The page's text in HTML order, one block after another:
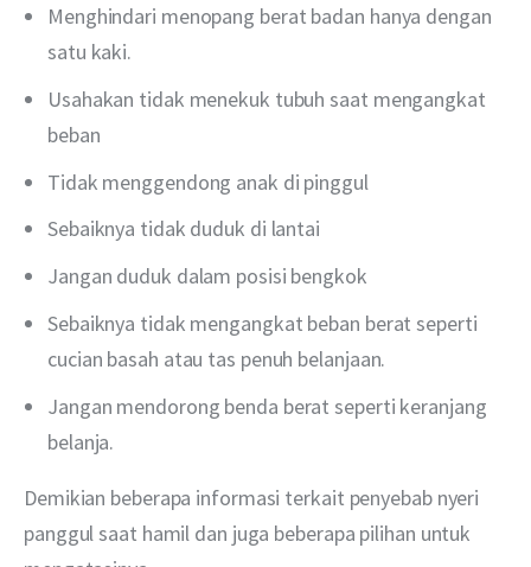
Menghindari menopang berat badan hanya dengan
satu kaki.
Usahakan tidak menekuk tubuh saat mengangkat
beban
Tidak menggendong anak di pinggul
Sebaiknya tidak duduk di lantai
Jangan duduk dalam posisi bengkok
Sebaiknya tidak mengangkat beban berat seperti
cucian basah atau tas penuh belanjaan.
Jangan mendorong benda berat seperti keranjang
belanja.
Demikian beberapa informasi terkait penyebab nyeri
panggul saat hamil dan juga beberapa pilihan untuk